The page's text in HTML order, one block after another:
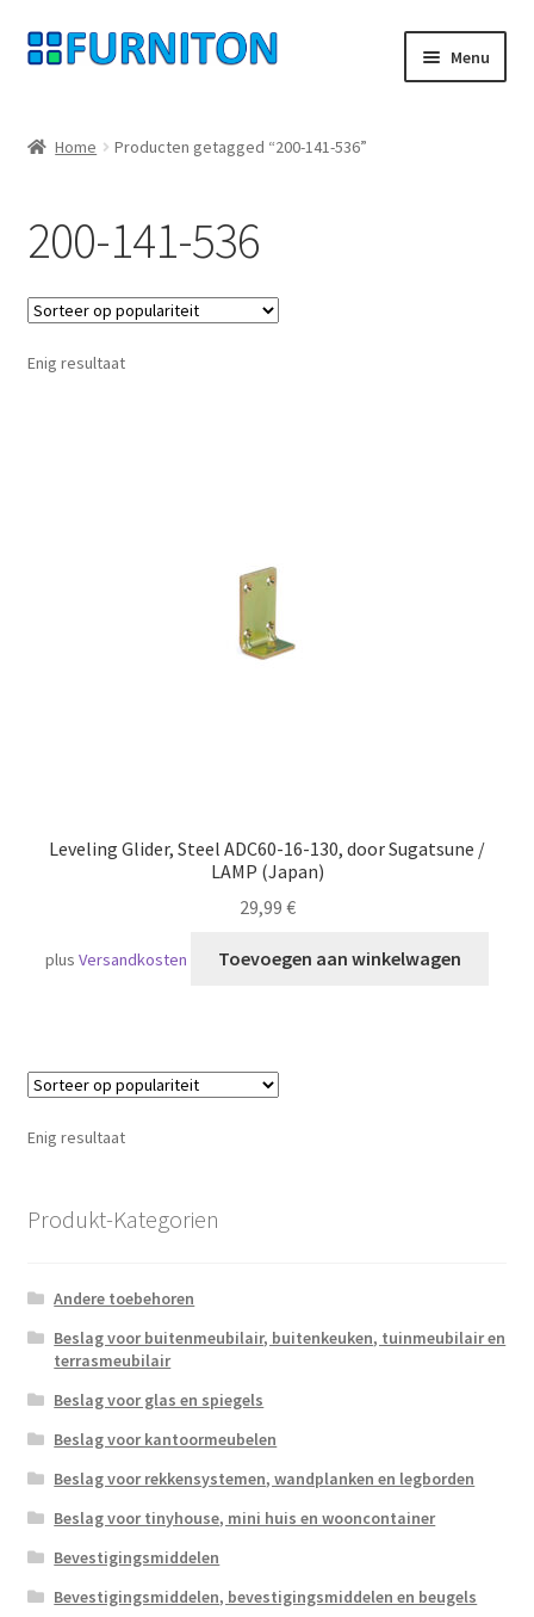
Ga
door
navigatie
Ga
naar
inhoud
Menu
Gegevensbescherming
Herroepingsrecht
Neem contact op met
Home Producten getagged “200-141-536”
200-141-536
Enig resultaat
Leveling Glider, Steel ADC60-16-130, door Sugatsune /
LAMP (Japan)
29,99 €
plusVersandkosten Toevoegen aan winkelwagen
Enig resultaat
Produkt-Kategorien
Andere toebehoren
Beslag voor buitenmeubilair, buitenkeuken, tuinmeubilair en
terrasmeubilair
Beslag voor glas en spiegels
Beslag voor kantoormeubelen
Beslag voor rekkensystemen, wandplanken en legborden
Beslag voor tinyhouse, mini huis en wooncontainer
Bevestigingsmiddelen
Bevestigingsmiddelen, bevestigingsmiddelen en beugels